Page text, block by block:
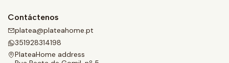
Contáctenos
platea@plateahome.pt
351928314198
PlateaHome address